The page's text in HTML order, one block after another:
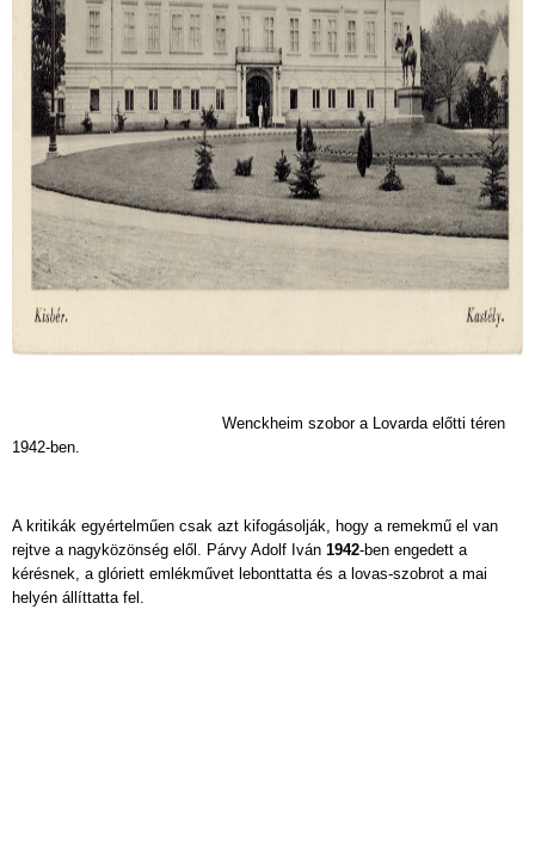
Wenckheim szobor a Lovarda előtti téren
1942-ben.
A kritikák egyértelműen csak azt kifogásolják, hogy a remekmű el van
rejtve a nagyközönség elől. Párvy Adolf Iván 1942-ben engedett a
kérésnek, a glóriett emlékművet lebonttatta és a lovas-szobrot a mai
helyén állíttatta fel.